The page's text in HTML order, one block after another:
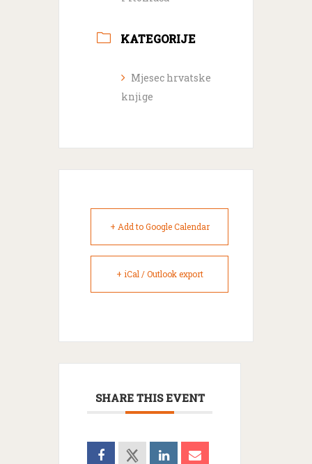
KATEGORIJE
Mjesec hrvatske
knjige
+ Add to Google Calendar
+ iCal / Outlook export
SHARE THIS EVENT